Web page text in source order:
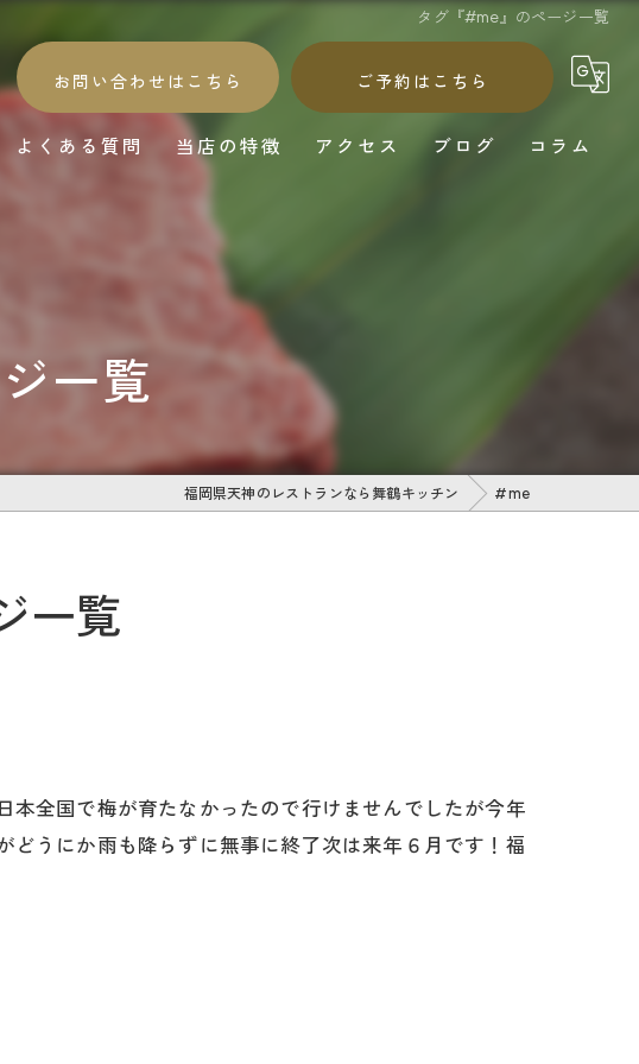
タグ『#me』のページ一覧
お問い合わせはこちら ご予約はこちら
よくある質問 当店の特徴
和食
ワイン
アクセス ブログ コラム
一覧
福岡県天神のレストランなら舞鶴キッチン #me
一覧
本全国で梅が育たなかったので行けませんでしたが今年
どうにか雨も降らずに無事に終了次は来年６月です！福